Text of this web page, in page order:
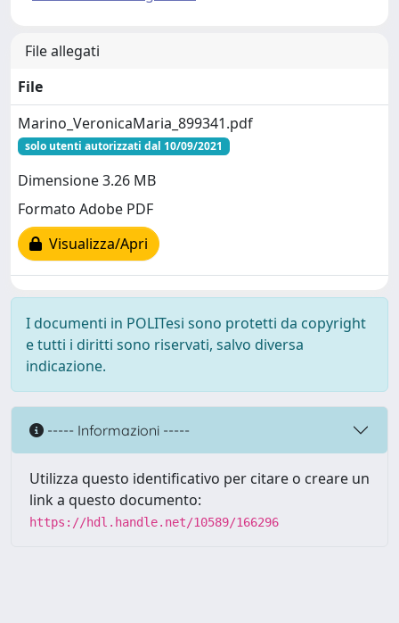
File allegati
File
Marino_VeronicaMaria_899341.pdf
solo utenti autorizzati dal 10/09/2021
Dimensione 3.26 MB
Formato Adobe PDF
Visualizza/Apri
I documenti in POLITesi sono protetti da copyright
e tutti i diritti sono riservati, salvo diversa
indicazione.
----- Informazioni -----
Utilizza questo identificativo per citare o creare un
link a questo documento:
https://hdl.handle.net/10589/166296